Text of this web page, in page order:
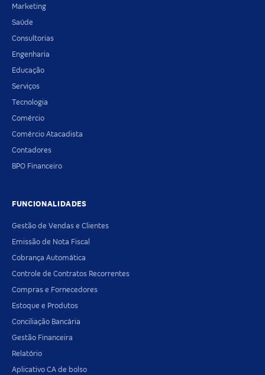
Marketing
Saúde
Consultorias
Engenharia
Educação
Serviços
Tecnologia
Comércio
Comércio Atacadista
Contadores
BPO Financeiro
FUNCIONALIDADES
Gestão de Vendas e Clientes
Emissão de Nota Fiscal
Cobrança Automática
Controle de Contratos Recorrentes
Compras e Fornecedores
Estoque e Produtos
Conciliação Bancária
Gestão Financeira
Relatório
Aplicativo CA de bolso